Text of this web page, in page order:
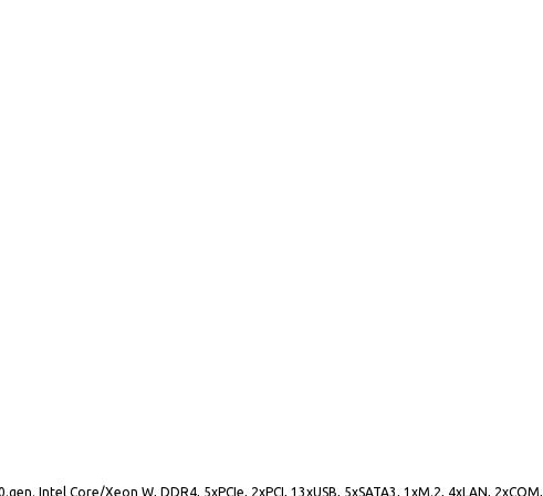
Intel Core/Xeon W, DDR4, 5xPCIe, 2xPCI, 13xUSB, 5xSATA3, 1xM.2, 4xLAN,